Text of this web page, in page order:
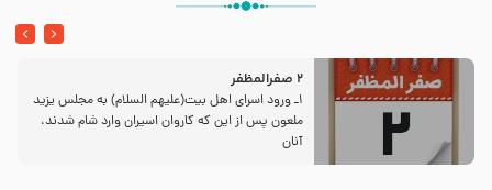
2 صفرالمظفر
1ـ ورود اسراى اهل بیت‌(علیهم السلام) به مجلس یزید
ملعون پس از این كه كاروان اسیران وارد شام شدند،
آنان